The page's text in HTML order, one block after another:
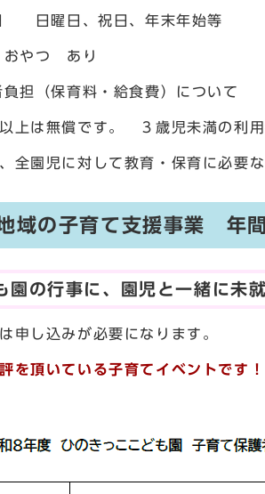
日曜日、祝日、年末年始等
やつ あり
担（保育料・給食費）について
は無償です。 ３歳児未満の利用
園児に対して教育・保育に必要な
域の子育て支援事業 年
園の行事に、園児と一緒に未
申し込みが必要になります。
を頂いている子育てイベントです！